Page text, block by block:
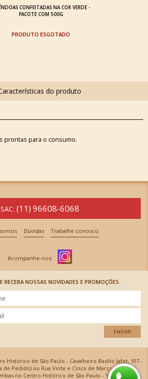
CONFEITADAS NA COR VERDE -
PACOTE COM 500G
ESGOTADO
prontas para o consumo.
SAC: (11) 96608-6068
Dúvidas Trabalhe conosco
RECEBA NOSSAS NOVIDADES E PROMOÇÕES.
ENVIAR
Histórico de São Paulo - Cavalheiro Basílio Jafet, 107 -
de Pedido) ou Rua Vinte e Cinco de Março, 576 - SP,
no Centro Histórico de São Paulo - SP